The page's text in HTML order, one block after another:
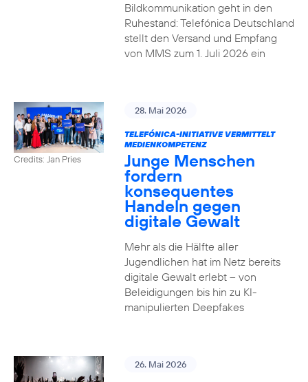
Bildkommunikation geht in den
Ruhestand: Telefónica Deutschland
stellt den Versand und Empfang
von MMS zum 1. Juli 2026 ein
Credits: Jan Pries
28. Mai 2026
TELEFÓNICA-INITIATIVE VERMITTELT
MEDIENKOMPETENZ
Junge Menschen
fordern
konsequentes
Handeln gegen
digitale Gewalt
Mehr als die Hälfte aller
Jugendlichen hat im Netz bereits
digitale Gewalt erlebt – von
Beleidigungen bis hin zu KI-
manipulierten Deepfakes
26. Mai 2026